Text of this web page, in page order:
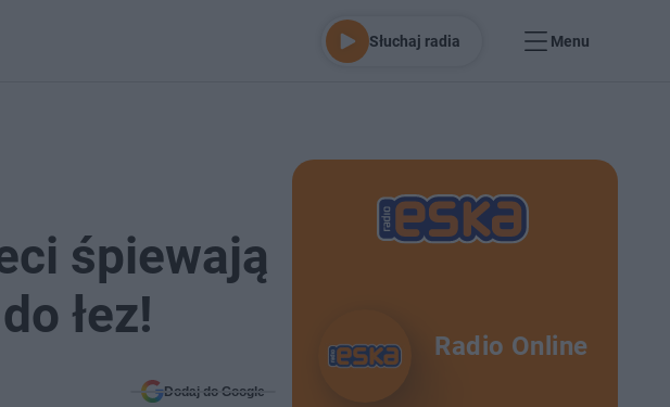
Słuchaj radia Menu
śpiewają
łez!
Dodaj do Google
Radio Online